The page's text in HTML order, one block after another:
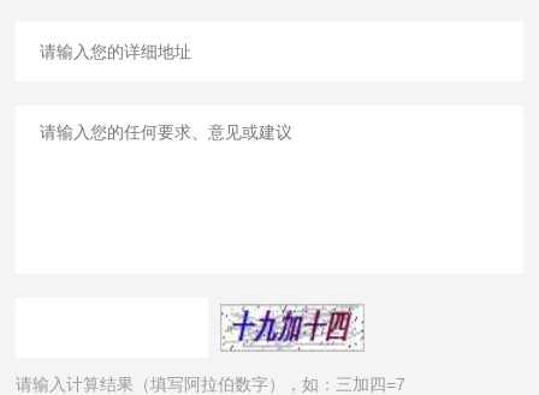
请输入计算结果（填写阿拉伯数字），如：三加四=7